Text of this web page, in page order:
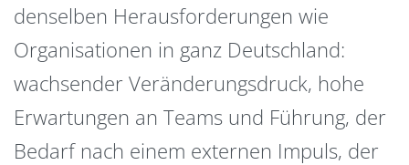
denselben Herausforderungen wie
Organisationen in ganz Deutschland:
wachsender Veränderungsdruck, hohe
Erwartungen an Teams und Führung, der
Bedarf nach einem externen Impuls, der